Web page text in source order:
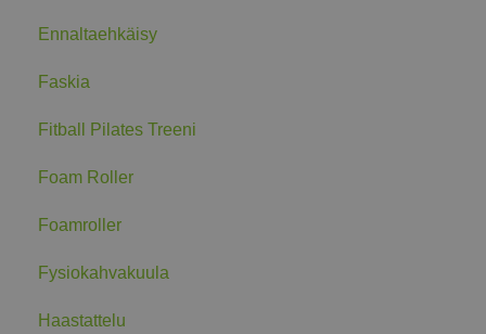
Ennaltaehkäisy
Faskia
Fitball Pilates Treeni
Foam Roller
Foamroller
Fysiokahvakuula
Haastattelu